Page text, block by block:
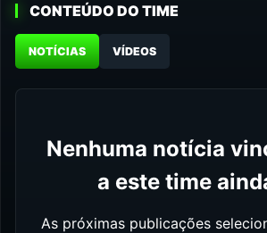
CONTEÚDO DO TIME
NOTÍCIAS VÍDEOS
Nenhuma notícia
a este time
As próximas publicações